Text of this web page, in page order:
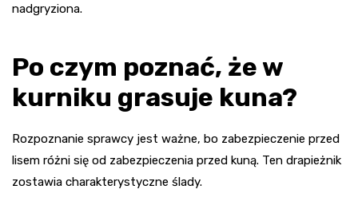
nadgryziona.
Po czym poznać, że w
kurniku grasuje kuna?
Rozpoznanie sprawcy jest ważne, bo zabezpieczenie przed
lisem różni się od zabezpieczenia przed kuną. Ten drapieżnik
zostawia charakterystyczne ślady.